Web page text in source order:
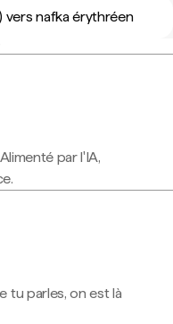
vers nafka érythréen
par l'IA,
tu parles, on est là